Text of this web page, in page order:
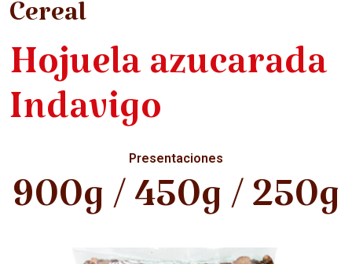
Cereal
Hojuela azucarada
Indavigo
Presentaciones
900g / 450g / 250g